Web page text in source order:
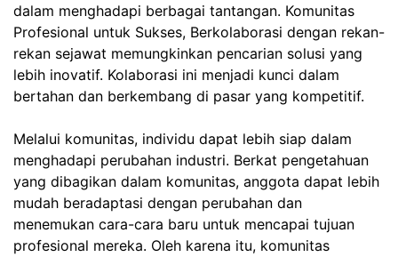
dalam menghadapi berbagai tantangan. Komunitas
Profesional untuk Sukses, Berkolaborasi dengan rekan-
rekan sejawat memungkinkan pencarian solusi yang
lebih inovatif. Kolaborasi ini menjadi kunci dalam
bertahan dan berkembang di pasar yang kompetitif.
Melalui komunitas, individu dapat lebih siap dalam
menghadapi perubahan industri. Berkat pengetahuan
yang dibagikan dalam komunitas, anggota dapat lebih
mudah beradaptasi dengan perubahan dan
menemukan cara-cara baru untuk mencapai tujuan
profesional mereka. Oleh karena itu, komunitas